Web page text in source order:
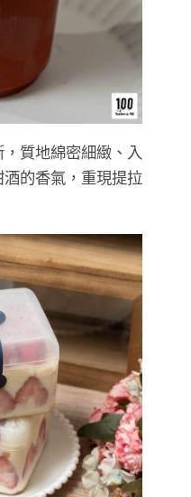
質地綿密細緻、入
的香氣，重現提拉